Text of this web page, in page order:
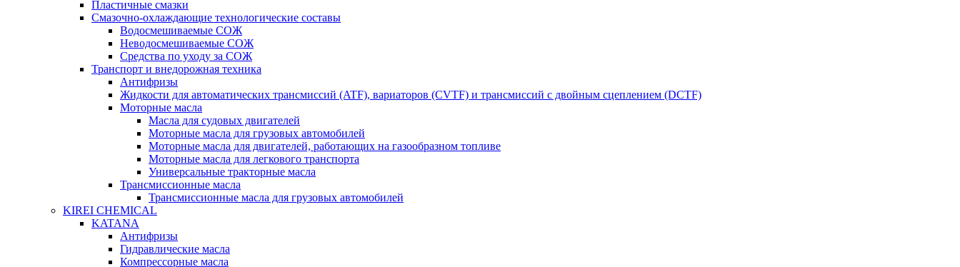
Пластичные смазки
Смазочно-охлаждающие технологические составы
Водосмешиваемые СОЖ
Неводосмешиваемые СОЖ
Средства по уходу за СОЖ
Транспорт и внедорожная техника
Антифризы
Жидкости для автоматических трансмиссий (ATF), вариаторов (CVTF) и трансмиссий с двойным сцеплением (DCTF)
Моторные масла
Масла для судовых двигателей
Моторные масла для грузовых автомобилей
Моторные масла для двигателей, работающих на газообразном топливе
Моторные масла для легкового транспорта
Универсальные тракторные масла
Трансмиссионные масла
Трансмиссионные масла для грузовых автомобилей
KIREI CHEMICAL
KATANA
Антифризы
Гидравлические масла
Компрессорные масла